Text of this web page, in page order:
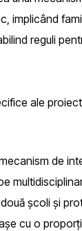
implicând
reguli
ale
de
școli și
cu o